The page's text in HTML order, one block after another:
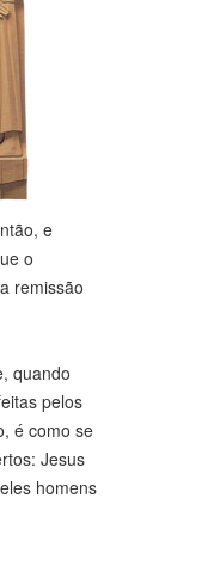
e
o
remissão
quando
pelos
é como se
Jesus
homens